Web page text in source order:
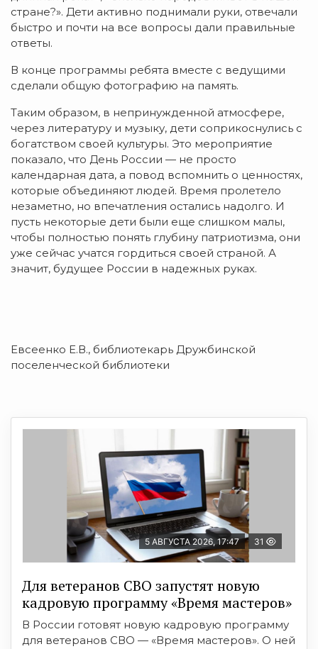
стране?». Дети активно поднимали руки, отвечали
быстро и почти на все вопросы дали правильные
ответы.
В конце программы ребята вместе с ведущими
сделали общую фотографию на память.
Таким образом, в непринужденной атмосфере,
через литературу и музыку, дети соприкоснулись с
богатством своей культуры. Это мероприятие
показало, что День России — не просто
календарная дата, а повод вспомнить о ценностях,
которые объединяют людей. Время пролетело
незаметно, но впечатления остались надолго. И
пусть некоторые дети были еще слишком малы,
чтобы полностью понять глубину патриотизма, они
уже сейчас учатся гордиться своей страной. А
значит, будущее России в надежных руках.
Евсеенко Е.В., библиотекарь Дружбинской
поселенческой библиотеки
5 АВГУСТА 2026, 17:47 31
Для ветеранов СВО запустят новую
кадровую программу «Время мастеров»
В России готовят новую кадровую программу
для ветеранов СВО — «Время мастеров». О ней